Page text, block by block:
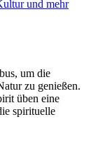
und mehr
um die
zu genießen.
üben eine
spirituelle